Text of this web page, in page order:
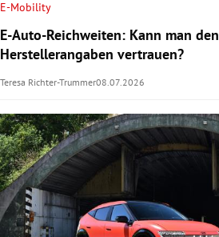
E-Mobility
E-Auto-Reichweiten: Kann man den
Herstellerangaben vertrauen?
Teresa Richter-Trummer08.07.2026